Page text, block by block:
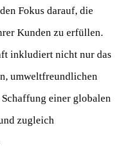
Fokus darauf, die
Kunden zu erfüllen.
inkludiert nicht nur das
umweltfreundlichen
einer globalen
zugleich